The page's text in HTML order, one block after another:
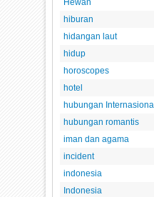
Hewan
hiburan
hidangan laut
hidup
horoscopes
hotel
hubungan Internasional
hubungan romantis
iman dan agama
incident
indonesia
Indonesia